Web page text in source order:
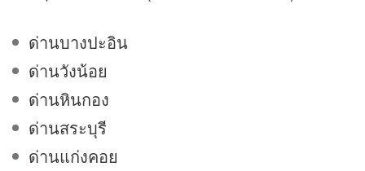
ด่านบางปะอิน
ด่านวังน้อย
ด่านหินกอง
ด่านสระบุรี
ด่านแก่งคอย